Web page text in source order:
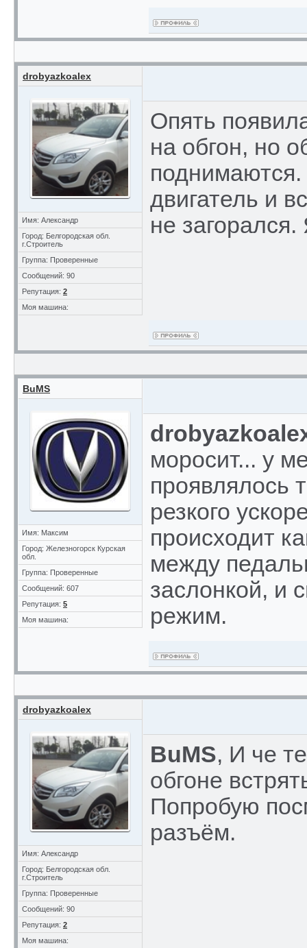
drobyazkoalex
Имя: Александр
Город: Белгородская обл.
г.Строитель
Группа: Проверенные
Сообщений: 90
Репутация: 2
Моя машина:
Опять
на обгон, но
поднимаются.
двигатель и
не
BuMS
Имя: Максим
Город: Железногорск Курская
обл.
Группа: Проверенные
Сообщений: 607
Репутация: 5
Моя машина:
моросит... у
проявлялось
резкого
происходит
между
заслонкой, и
режим.
drobyazkoalex
Имя: Александр
Город: Белгородская обл.
г.Строитель
Группа: Проверенные
Сообщений: 90
Репутация: 2
Моя машина:
BuMS, И че
обгоне
Попробую
разъём.